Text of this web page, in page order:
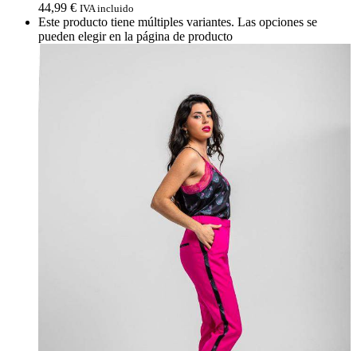
44,99 € IVA incluido
Este producto tiene múltiples variantes. Las opciones se
pueden elegir en la página de producto